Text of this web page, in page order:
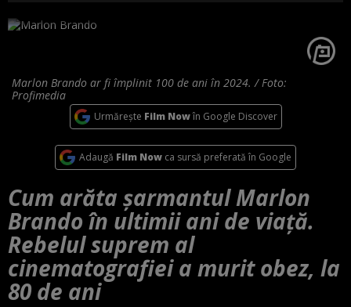
Marlon Brando ar fi împlinit 100 de ani în 2024. / Foto:
Profimedia
Urmărește Film Nowîn Google Discover
Adaugă Film Now ca sursă preferată în Google
Cum arăta șarmantul Marlon
Brando în ultimii ani de viață.
Rebelul suprem al
cinematografiei a murit obez, la
80 de ani